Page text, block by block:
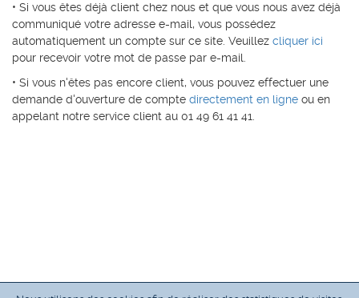
• Si vous êtes déjà client chez nous et que vous nous avez déjà
communiqué votre adresse e-mail, vous possédez
automatiquement un compte sur ce site. Veuillez cliquer ici
pour recevoir votre mot de passe par e-mail.
• Si vous n'êtes pas encore client, vous pouvez effectuer une
demande d'ouverture de compte directement en ligne ou en
appelant notre service client au 01 49 61 41 41.